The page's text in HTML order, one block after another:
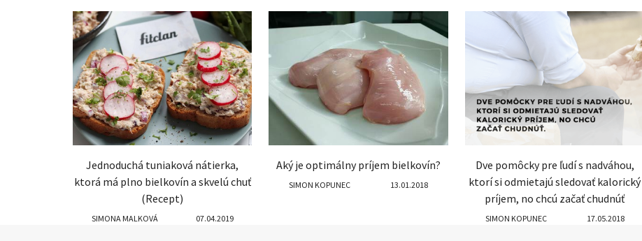
Jednoduchá tuniaková nátierka,
ktorá má plno bielkovín a skvelú chuť
(Recept)
SIMONA MALKOVÁ 07.04.2019
Aký je optimálny príjem bielkovín?
SIMON KOPUNEC 13.01.2018
Dve pomôcky pre ľudí s nadváhou,
ktorí si odmietajú sledovať kalorický
príjem, no chcú začať chudnúť
SIMON KOPUNEC 17.05.2018